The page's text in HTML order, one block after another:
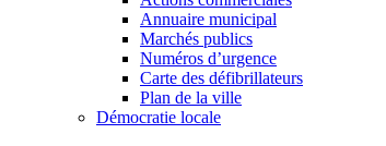
Annuaire municipal
Marchés publics
Numéros d’urgence
Carte des défibrillateurs
Plan de la ville
Démocratie locale